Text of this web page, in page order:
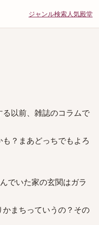
ジャンル検索人気殿堂
以前、雑誌のコラムで
も？まあどっちでもよろ
でいた家の玄関はガラ
まちっていうの？その